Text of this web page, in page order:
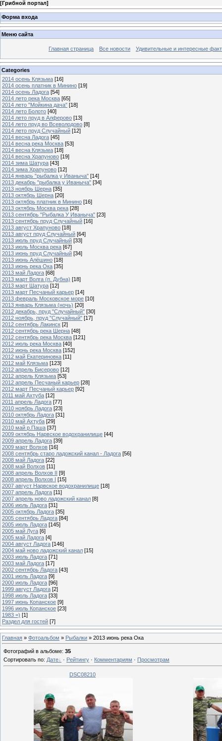
[Грибной портал]
Форма входа
Меню сайта
Главная страница Все новости Удивительные и интересные
Categories
2014 осень Клязьма [16]
2014 осень платник в Минино [19]
2014 осень Ладога [54]
2014 лето река Москва [65]
2014 лето "Мойкина дача" [18]
2014 лето Болото [40]
2014 лето пруд в Алферово [13]
2014 лето пруд во Всеволодово [8]
2014 лето пруд Случайный [12]
2014 весна Ладога [45]
2014 весна река Москва [53]
2014 весна Клязьма [18]
2014 весна Храпуново [19]
2014 зима Шатура [43]
2014 зима Храпуново [12]
2014 январь "рыбалка у Иваныча" [14]
2013 декабрь "рыбалка у Иваныча" [34]
2013 ноябрь Шерна [35]
2013 октябрь Шерна [20]
2013 октябрь платник в Минино [16]
2013 октябрь Москва река [28]
2013 сентябрь "Рыбалка У Иваныча" [23]
2013 сентябрь пруд Случайный [16]
2013 август Храпуново [18]
2013 август пруд Случайный [64]
2013 июль пруд Случайный [33]
2013 июль Москва река [67]
2013 июнь пруд Случайный [34]
2013 июнь Алёшино [18]
2013 июнь река Ока [35]
2013 май Ладога [68]
2013 март Волга (п. Дубна) [18]
2013 март Шатура [12]
2013 март Песчаный карьер [14]
2013 февраль Московское море [10]
2013 январь Клязьма (ночь) [20]
2012 декабрь, пруд "Случайный" [30]
2012 ноябрь, пруд "Случайный" [17]
2012 сентябрь Лакинск [2]
2012 сентябрь река Шерна [48]
2012 сентябрь река Москва [121]
2012 июль река Москва [40]
2012 июнь река Москва [152]
2012 май Екатериновка [11]
2012 май Клязьма [123]
2012 апрель Бисерово [12]
2012 апрель Клязьма [53]
2012 апрель Песчаный карьер [28]
2012 март Песчаный карьер [92]
2011 май Ахтуба [12]
2011 апрель Ладога [77]
2010 ноябрь Ладога [23]
2010 октябрь Ладога [31]
2010 май Ахтуба [29]
2010 май р.Паша [37]
2009 октябрь Нарвское водохранилище [44]
2009 апрель Ладога [39]
2009 март Волхов [16]
2008 сентябрь старо ладожский канал - Ладога [56]
2008 май Ладога [22]
2008 май Волхов [11]
2008 апрель Волхов II [9]
2008 апрель Волхов I [15]
2007 август Нарвское водохранилище [18]
2007 апрель Ладога [11]
2007 апрель ново ладожский канал [8]
2006 июль Ладога [31]
2005 октябрь Ладога [35]
2005 сентябрь Ладога [84]
2005 июль Ладога [145]
2005 май Луга [6]
2005 май Ладога [4]
2004 август Ладога [146]
2004 май ново ладожский канал [15]
2003 июль Ладога [71]
2003 май Ладога [17]
2002 сентябрь Ладога [43]
2001 июль Ладога [9]
2000 июль Ладога [96]
1999 август Ладога [2]
1998 июль Ладога [33]
1997 июнь Копанское [9]
1996 июль Копанское [23]
1983 =) [1]
Раздел для гостей [7]
Главная » Фотоальбом » Рыбалки » 2013 июнь река Ока
Фотографий в альбоме: 35
Сортировать по: Дате · Рейтингу · Комментариям · Просмотрам
DSC08210